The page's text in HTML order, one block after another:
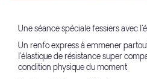
Une séance spéciale fessiers avec
Un renfo express à emmener
l'élastique de résistance super
condition physique du moment